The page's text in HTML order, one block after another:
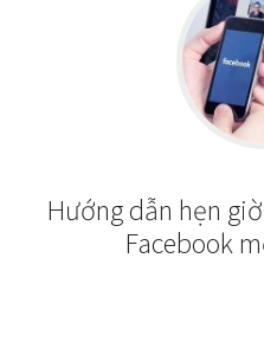
Hướng dẫn hẹn
Facebook